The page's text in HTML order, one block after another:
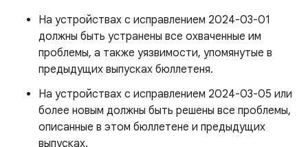
На устройствах с исправлением 2024-03-01
должны быть устранены все охваченные им
проблемы, а также уязвимости, упомянутые в
предыдущих выпусках бюллетеня.
На устройствах с исправлением 2024-03-05 или
более новым должны быть решены все проблемы,
описанные в этом бюллетене и предыдущих
выпусках.